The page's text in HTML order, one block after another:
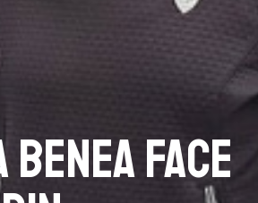
Benea face